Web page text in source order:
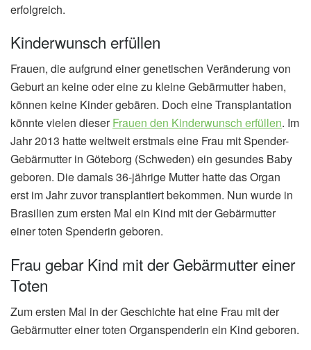
erfolgreich.
Kinderwunsch erfüllen
Frauen, die aufgrund einer genetischen Veränderung von
Geburt an keine oder eine zu kleine Gebärmutter haben,
können keine Kinder gebären. Doch eine Transplantation
könnte vielen dieserFrauen den Kinderwunsch erfüllen. Im
Jahr 2013 hatte weltweit erstmals eine Frau mit Spender-
Gebärmutter in Göteborg (Schweden) ein gesundes Baby
geboren. Die damals 36-jährige Mutter hatte das Organ
erst im Jahr zuvor transplantiert bekommen. Nun wurde in
Brasilien zum ersten Mal ein Kind mit der Gebärmutter
einer toten Spenderin geboren.
Frau gebar Kind mit der Gebärmutter einer
Toten
Zum ersten Mal in der Geschichte hat eine Frau mit der
Gebärmutter einer toten Organspenderin ein Kind geboren.